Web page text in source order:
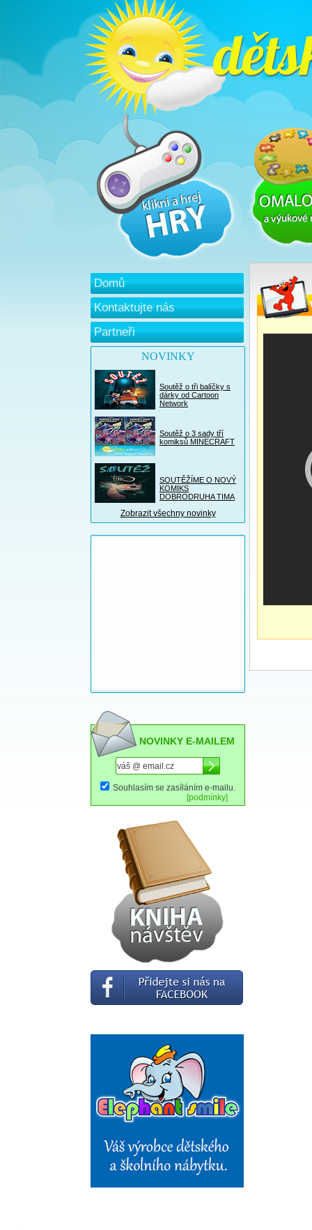
Domů
Kontaktujte nás
Partneři
NOVINKY
Soutěž o tři balíčky s
dárky od Cartoon
Network
Soutěž o 3 sady tří
komiksů MINECRAFT
SOUTĚŽÍME O NOVÝ
KOMIKS
DOBRODRUHA TIMA
Zobrazit všechny novinky
NOVINKY E-MAILEM
Souhlasím se zasíláním e-mailu.
[podmínky]